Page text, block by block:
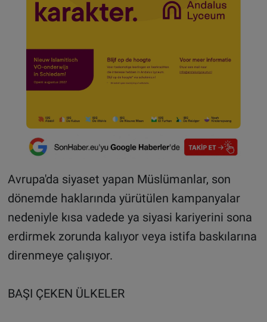
Avrupa'da siyaset yapan Müslümanlar, son
dönemde haklarında yürütülen kampanyalar
nedeniyle kısa vadede ya siyasi kariyerini sona
erdirmek zorunda kalıyor veya istifa baskılarına
direnmeye çalışıyor.
BAŞI ÇEKEN ÜLKELER